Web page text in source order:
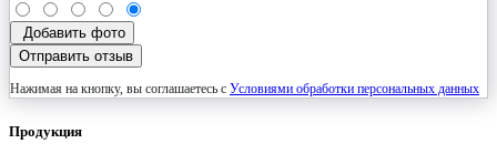
Добавить фото
Отправить отзыв
Нажимая на кнопку, вы соглашаетесь с Условиями обработки персональных данных
Продукция